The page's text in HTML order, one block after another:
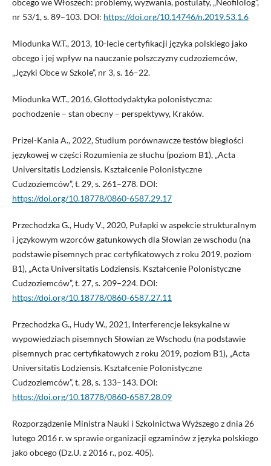
obcego we Włoszech: problemy, wyzwania, postulaty, „Neofilolog”,
nr 53/1, s. 89–103. DOI: https://doi.org/10.14746/n.2019.53.1.6
Miodunka W.T., 2013, 10-lecie certyfikacji języka polskiego jako
obcego i jej wpływ na nauczanie polszczyzny cudzoziemców,
„Języki Obce w Szkole”, nr 3, s. 16–22.
Miodunka W.T., 2016, Glottodydaktyka polonistyczna:
pochodzenie – stan obecny – perspektywy, Kraków.
Prizel-Kania A., 2022, Studium porównawcze testów biegłości
językowej w części Rozumienia ze słuchu (poziom B1), „Acta
Universitatis Lodziensis. Kształcenie Polonistyczne
Cudzoziemców”, t. 29, s. 261–278. DOI:
https://doi.org/10.18778/0860-6587.29.17
Przechodzka G., Hudy V., 2020, Pułapki w aspekcie strukturalnym
i językowym wzorców gatunkowych dla Słowian ze wschodu (na
podstawie pisemnych prac certyfikatowych z roku 2019, poziom
B1), „Acta Universitatis Lodziensis. Kształcenie Polonistyczne
Cudzoziemców”, t. 27, s. 209–224. DOI:
https://doi.org/10.18778/0860-6587.27.11
Przechodzka G., Hudy W., 2021, Interferencje leksykalne w
wypowiedziach pisemnych Słowian ze Wschodu (na podstawie
pisemnych prac certyfikatowych z roku 2019, poziom B1), „Acta
Universitatis Lodziensis. Kształcenie Polonistyczne
Cudzoziemców”, t. 28, s. 133–143. DOI:
https://doi.org/10.18778/0860-6587.28.09
Rozporządzenie Ministra Nauki i Szkolnictwa Wyższego z dnia 26
lutego 2016 r. w sprawie organizacji egzaminów z języka polskiego
jako obcego (Dz.U. z 2016 r., poz. 405).